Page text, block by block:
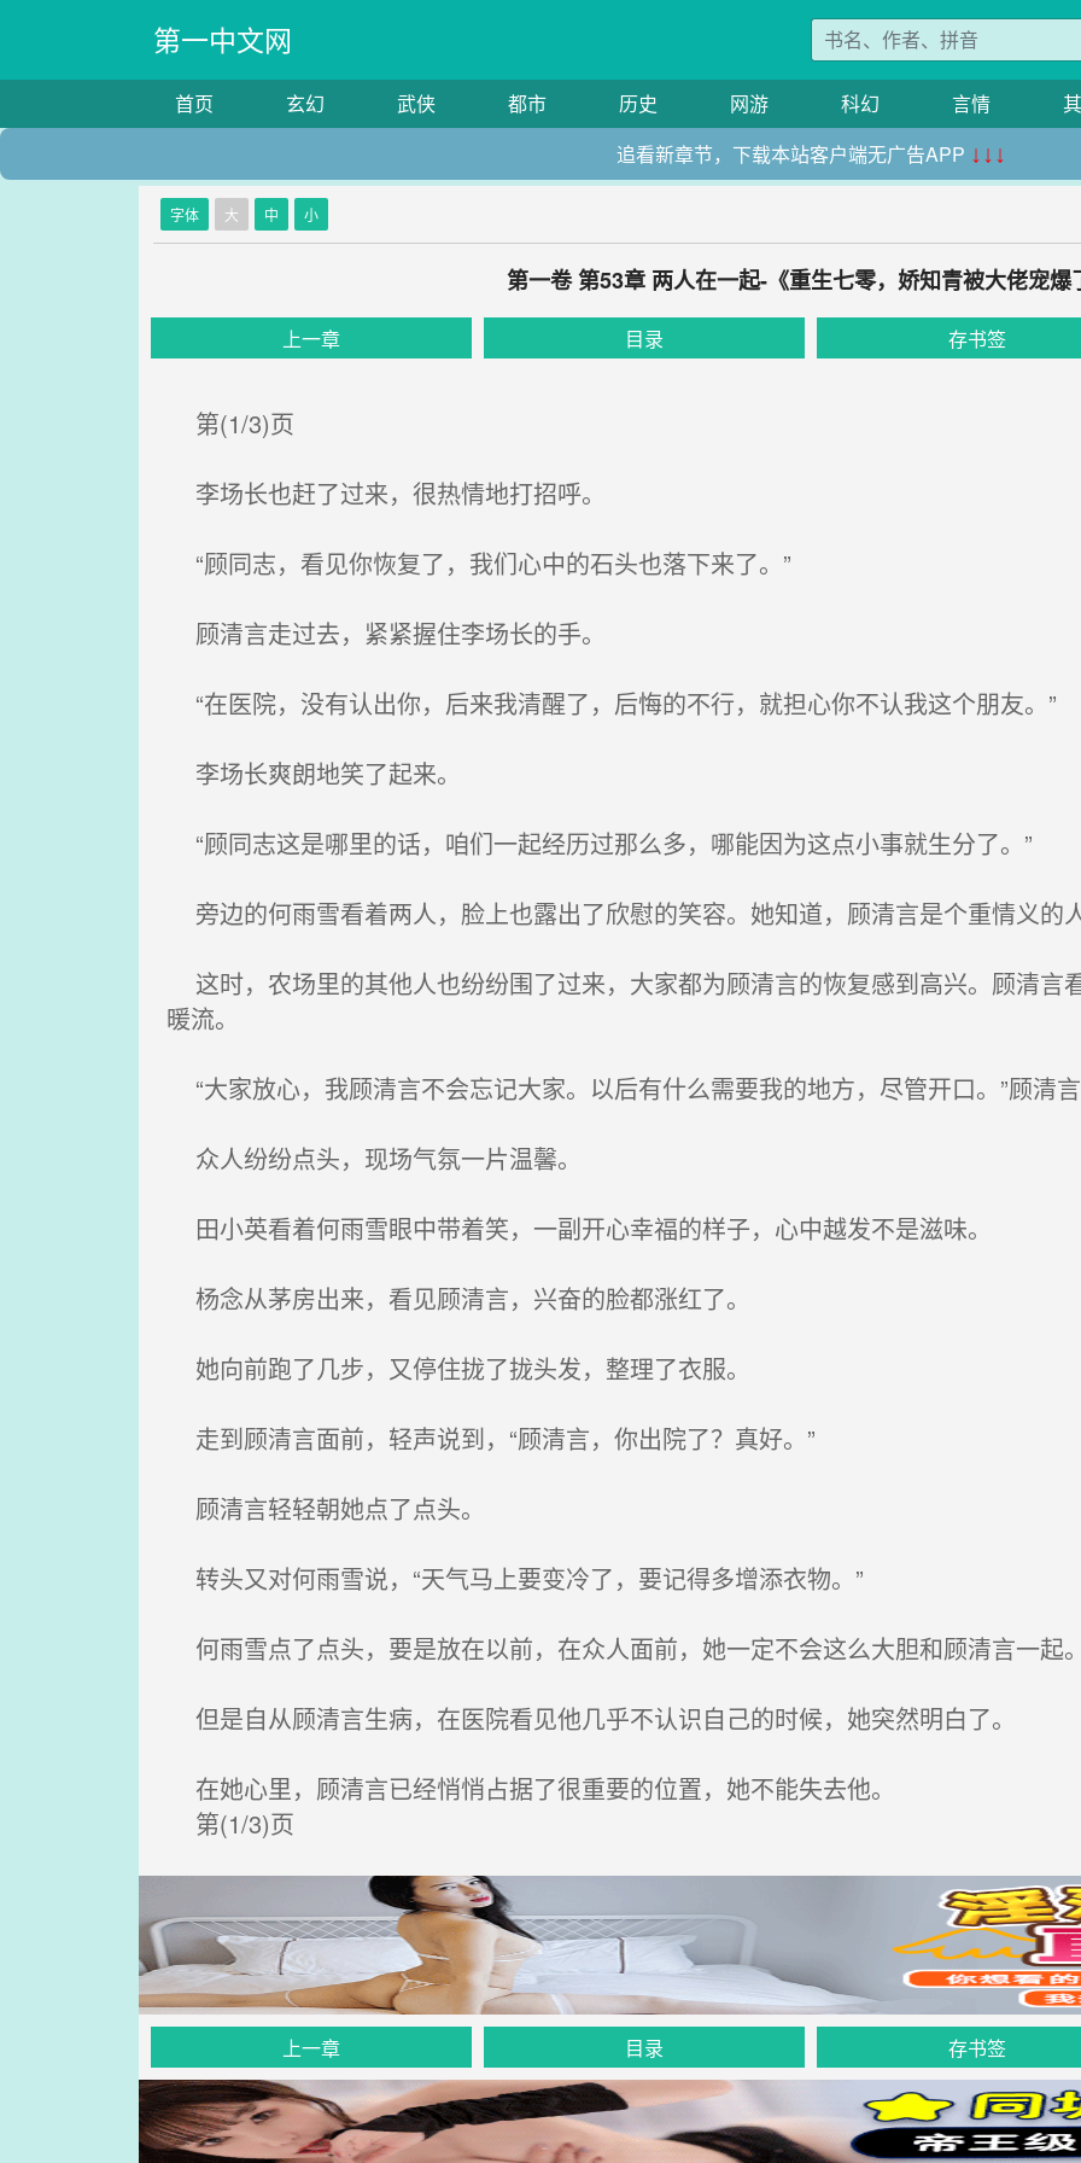
第一中文网
首页 玄幻 武侠 都市 历史 网游 科幻 言情
追看新章节，下载本站客户端无广告APP ↓↓↓
字体 大 中 小
第一卷 第53章 两人在一起-《重生七零，娇知青被大佬宠爆
上一章 目录 存书签
第(1/3)页
李场长也赶了过来，很热情地打招呼。
“顾同志，看见你恢复了，我们心中的石头也落下来了。”
顾清言走过去，紧紧握住李场长的手。
“在医院，没有认出你，后来我清醒了，后悔的不行，就担心你不认我这个朋友。”
李场长爽朗地笑了起来。
“顾同志这是哪里的话，咱们一起经历过那么多，哪能因为这点小事就生分了。”
旁边的何雨雪看着两人，脸上也露出了欣慰的笑容。她知道，顾清言是个重情义的
这时，农场里的其他人也纷纷围了过来，大家都为顾清言的恢复感到高兴。顾清言
暖流。
“大家放心，我顾清言不会忘记大家。以后有什么需要我的地方，尽管开口。”顾清言
众人纷纷点头，现场气氛一片温馨。
田小英看着何雨雪眼中带着笑，一副开心幸福的样子，心中越发不是滋味。
杨念从茅房出来，看见顾清言，兴奋的脸都涨红了。
她向前跑了几步，又停住拢了拢头发，整理了衣服。
走到顾清言面前，轻声说到，“顾清言，你出院了？真好。”
顾清言轻轻朝她点了点头。
转头又对何雨雪说，“天气马上要变冷了，要记得多增添衣物。”
何雨雪点了点头，要是放在以前，在众人面前，她一定不会这么大胆和顾清言一起。
但是自从顾清言生病，在医院看见他几乎不认识自己的时候，她突然明白了。
在她心里，顾清言已经悄悄占据了很重要的位置，她不能失去他。
第(1/3)页
上一章 目录 存书签